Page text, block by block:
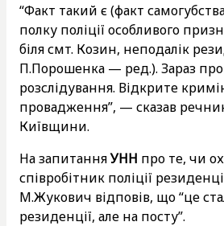
“Факт такий є (факт
полку поліції особливого
біля смт. Козин, неподалік
П.Порошенка — ред.). Зараз
розслідування. Відкрите
провадження”, — сказав речник
Київщини.
На запитанняУНН про те, чи
співробітник поліції
М.Жукович відповів, що “це
резиденції, але на посту”.